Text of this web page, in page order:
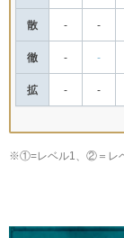
散 - -
徹 - -
拡 - -
※①=レベル1、②＝レ